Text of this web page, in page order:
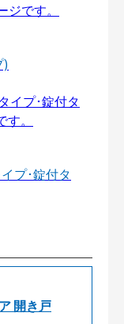
)
プ･錠付タ
開き戸